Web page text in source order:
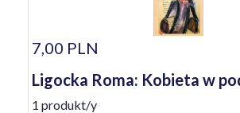
7,00 PLN
Ligocka Roma: Kobieta w
1 produkt/y